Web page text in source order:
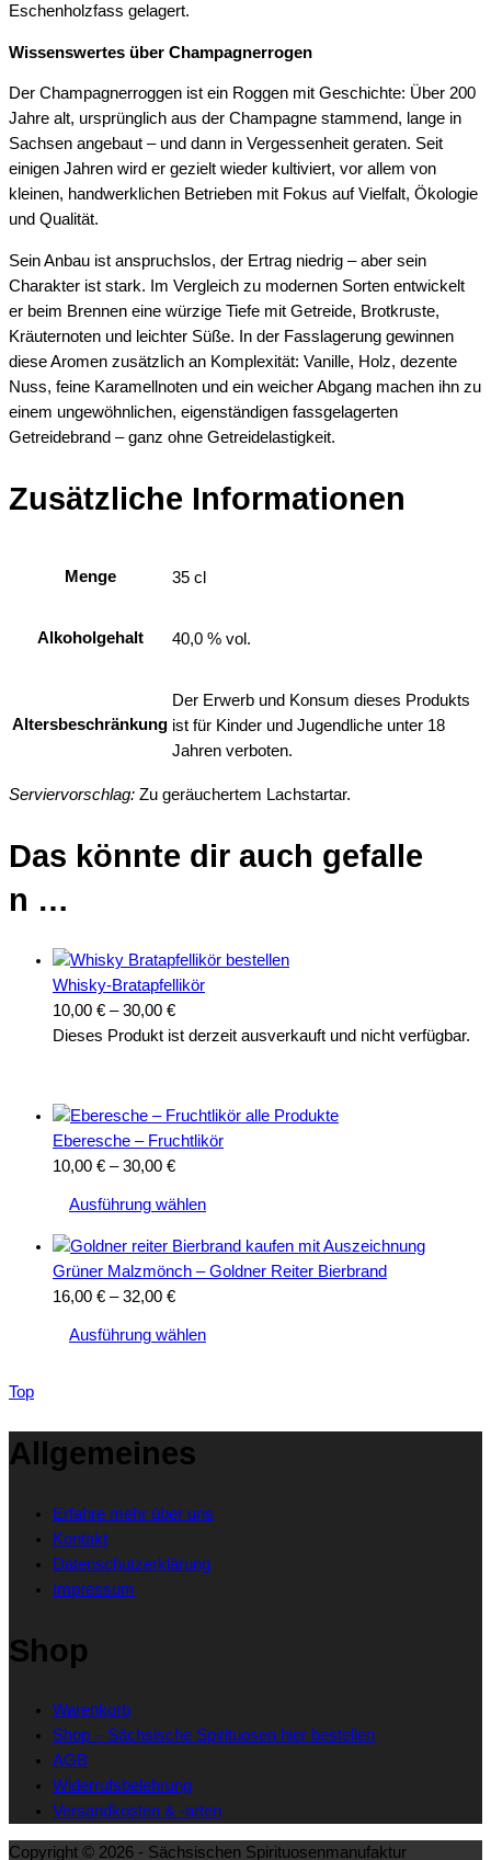
Eschenholzfass gelagert.
Wissenswertes über Champagnerrogen
Der Champagnerroggen ist ein Roggen mit Geschichte: Über 200
Jahre alt, ursprünglich aus der Champagne stammend, lange in
Sachsen angebaut – und dann in Vergessenheit geraten. Seit
einigen Jahren wird er gezielt wieder kultiviert, vor allem von
kleinen, handwerklichen Betrieben mit Fokus auf Vielfalt, Ökologie
und Qualität.
Sein Anbau ist anspruchslos, der Ertrag niedrig – aber sein
Charakter ist stark. Im Vergleich zu modernen Sorten entwickelt
er beim Brennen eine würzige Tiefe mit Getreide, Brotkruste,
Kräuternoten und leichter Süße. In der Fasslagerung gewinnen
diese Aromen zusätzlich an Komplexität: Vanille, Holz, dezente
Nuss, feine Karamellnoten und ein weicher Abgang machen ihn zu
einem ungewöhnlichen, eigenständigen fassgelagerten
Getreidebrand – ganz ohne Getreidelastigkeit.
Zusätzliche Informationen
Menge 35 cl
Alkoholgehalt 40,0 % vol.
Altersbeschränkung
Der Erwerb und Konsum dieses Produkts
ist für Kinder und Jugendliche unter 18
Jahren verboten.
Serviervorschlag: Zu geräuchertem Lachstartar.
Das könnte dir auch gefalle
n …
Whisky-Bratapfellikör
10,00 € –30,00 €Preisspanne:
10,00 €
Dieses Produkt ist derzeit ausverkauft und nicht verfügbar.
Eberesche – Fruchtlikör
10,00 € –30,00 €Preisspanne:
bis
30,00 €
Ausführung wählen
Produkt
weist
mehrere
Varianten
Die
Produktseite
werden
Grüner Malzmönch – Goldner Reiter Bierbrand
16,00 € –32,00 €Preisspanne:
bis
Ausführung wählen
Produkt
auf.
Die
können
auf
der
Produktseite
werden
Top
Allgemeines
Erfahre mehr über uns
Kontakt
Datenschutzerklärung
Impressum
Shop
Warenkorb
Shop – Sächsische Spirituosen hier bestellen
AGB
Widerrufsbelehrung
Versandkosten & -arten
Copyright © 2026 - Sächsischen Spirituosenmanufaktur